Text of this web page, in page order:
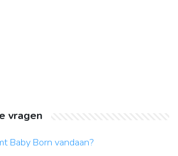
vragen
Baby Born vandaan?